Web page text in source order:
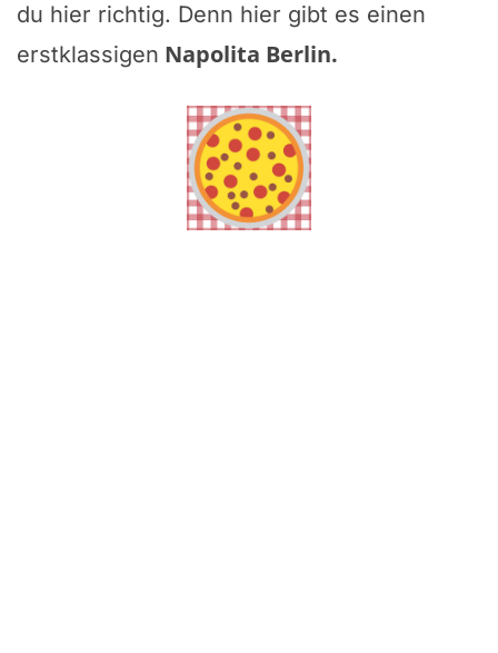
du hier richtig. Denn hier gibt es einen
erstklassigen Napolita Berlin.